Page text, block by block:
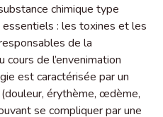
chimique type
: les toxines et les
de la
de l’envenimation
est caractérisée par un
érythème, œdème,
se compliquer par une